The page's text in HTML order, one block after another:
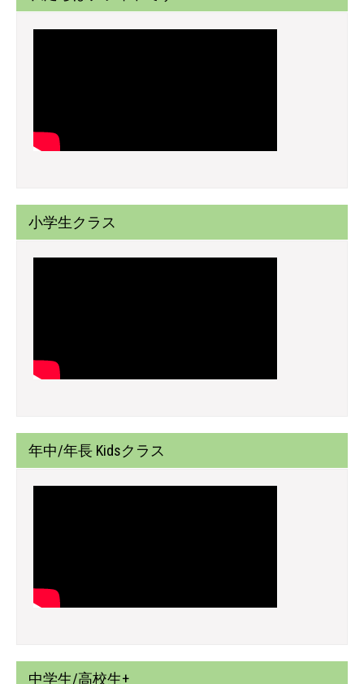
小学生クラス
年中/年長 Kidsクラス
中学生/高校生+